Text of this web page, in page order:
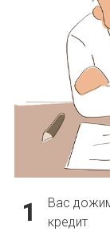
1
Вас
кредит